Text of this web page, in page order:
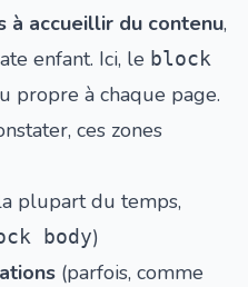
à accueillir du contenu,
enfant. Ici, le block
propre à chaque page.
ces zones
plupart du temps,
body)
(parfois, comme